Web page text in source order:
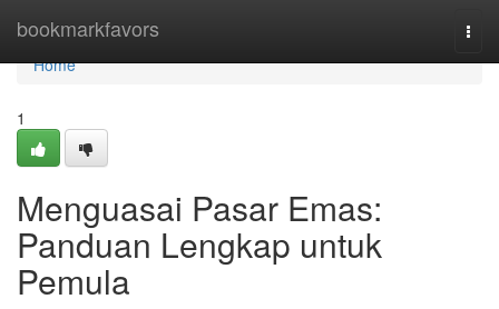
bookmarkfavors
Home
Home
1
Menguasai Pasar Emas:
Panduan Lengkap untuk
Pemula